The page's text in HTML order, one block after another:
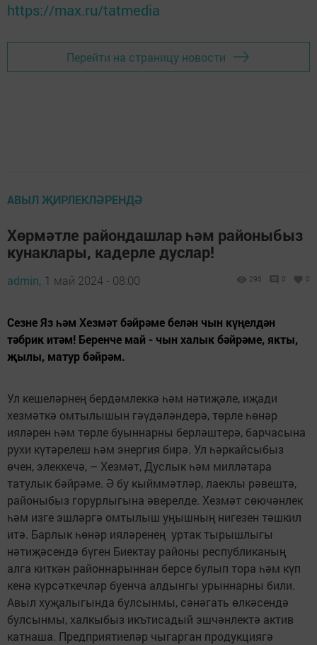
https://max.ru/tatmedia
Перейти на страницу новости
АВЫЛ ҖИРЛЕКЛӘРЕНДӘ
Хөрмәтле райондашлар һәм районыбыз
кунаклары, кадерле дуслар!
admin, 1 май 2024 - 08:00 295 0 0
Сезне Яз һәм Хезмәт бәйрәме белән чын күңелдән
тәбрик итәм! Беренче май - чын халык бәйрәме, якты,
җылы, матур бәйрәм.
Ул кешеләрнең бердәмлеккә һәм нәтиҗәле, иҗади
хезмәткә омтылышын гәүдәләндерә, төрле һөнәр
ияләрен һәм төрле буыннарны берләштерә, барчасына
рухи күтәрелеш һәм энергия бирә. Ул һәркайсыбыз
өчен, элеккечә, – Хезмәт, Дуслык һәм милләтара
татулык бәйрәме. Ә бу кыйммәтләр, лаеклы рәвештә,
районыбыз горурлыгына әверелде. Хезмәт сөючәнлек
һәм изге эшләргә омтылыш уңышның нигезен тәшкил
итә. Барлык һөнәр ияләренең уртак тырышлыгы
нәтиҗәсендә бүген Биектау районы республиканың
алга киткән районнарыннан берсе булып тора һәм күп
кенә күрсәткечләр буенча алдынгы урыннарны били.
Авыл хуҗалыгында булсынмы, сәнәгать өлкәсендә
булсынмы, халкыбыз икътисадый эшчәнлектә актив
катнаша. Предприятиеләр чыгарган продукциягә